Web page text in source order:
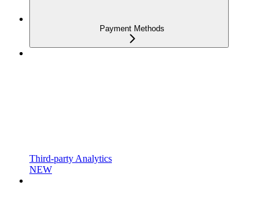
Payment Methods
Third-party Analytics
NEW